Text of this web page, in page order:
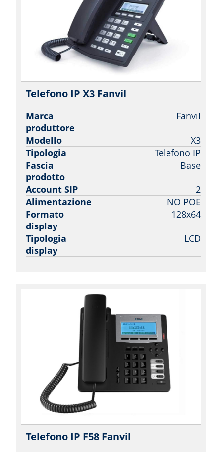
Telefono IP X3 Fanvil
Marca
produttore
Fanvil
Modello
X3
Tipologia
Telefono IP
Fascia
prodotto
Base
Account SIP
2
Alimentazione
NO POE
Formato
display
128x64
Tipologia
display
LCD
Telefono IP F58 Fanvil